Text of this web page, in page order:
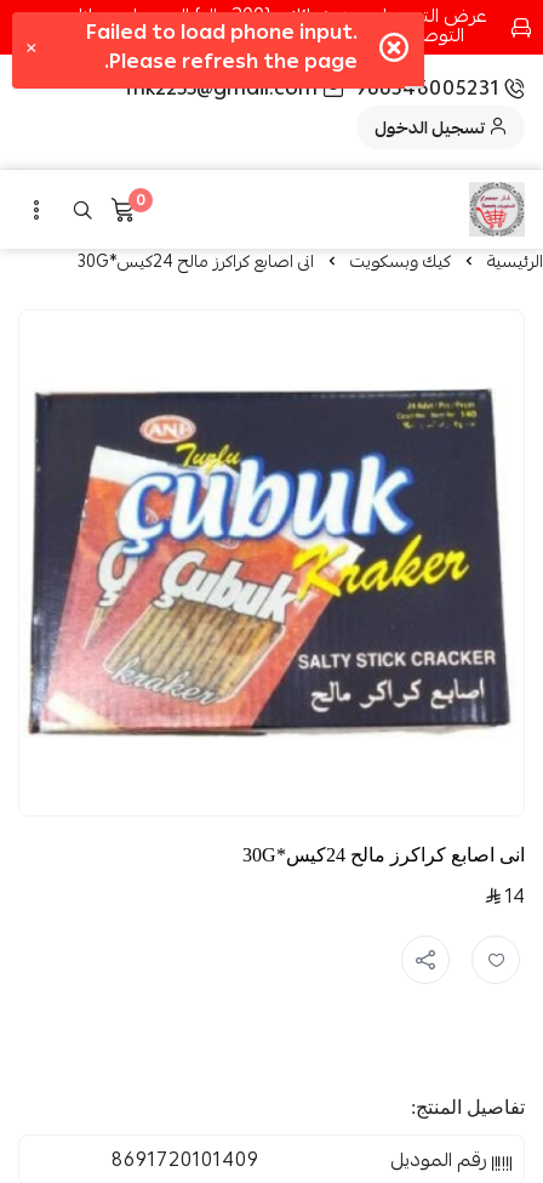
عرض التوصيل عند شرائك بـ{200ريال} التوصيل مجانا
التوصيل في مكه فقط كل اسبوع اصناف جديدة
966546005231
fhk2255@gmail.com
تسجيل الدخول
0
الرئيسية كيك وبسكويت انى اصابع كراكرز مالح 24كيس*30G
انى اصابع كراكرز مالح 24كيس*30G
14
تفاصيل المنتج:
رقم الموديل 8691720101409